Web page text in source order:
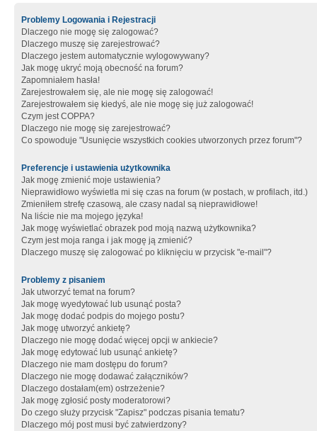
Problemy Logowania i Rejestracji
Dlaczego nie mogę się zalogować?
Dlaczego muszę się zarejestrować?
Dlaczego jestem automatycznie wylogowywany?
Jak mogę ukryć moją obecność na forum?
Zapomniałem hasła!
Zarejestrowałem się, ale nie mogę się zalogować!
Zarejestrowałem się kiedyś, ale nie mogę się już zalogować!
Czym jest COPPA?
Dlaczego nie mogę się zarejestrować?
Co spowoduje "Usunięcie wszystkich cookies utworzonych przez forum"?
Preferencje i ustawienia użytkownika
Jak mogę zmienić moje ustawienia?
Nieprawidłowo wyświetla mi się czas na forum (w postach, w profilach, itd.)
Zmieniłem strefę czasową, ale czasy nadal są nieprawidłowe!
Na liście nie ma mojego języka!
Jak mogę wyświetlać obrazek pod moją nazwą użytkownika?
Czym jest moja ranga i jak mogę ją zmienić?
Dlaczego muszę się zalogować po kliknięciu w przycisk "e-mail"?
Problemy z pisaniem
Jak utworzyć temat na forum?
Jak mogę wyedytować lub usunąć posta?
Jak mogę dodać podpis do mojego postu?
Jak mogę utworzyć ankietę?
Dlaczego nie mogę dodać więcej opcji w ankiecie?
Jak mogę edytować lub usunąć ankietę?
Dlaczego nie mam dostępu do forum?
Dlaczego nie mogę dodawać załączników?
Dlaczego dostałam(em) ostrzeżenie?
Jak mogę zgłosić posty moderatorowi?
Do czego służy przycisk "Zapisz" podczas pisania tematu?
Dlaczego mój post musi być zatwierdzony?